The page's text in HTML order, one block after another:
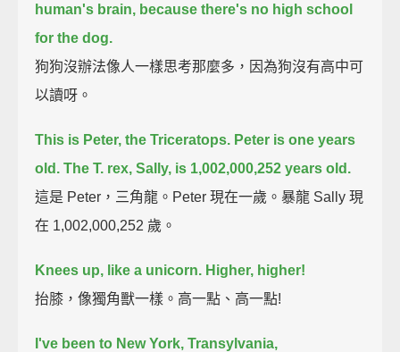
human's brain, because there's no high school
for the dog.
狗狗沒辦法像人一樣思考那麼多，因為狗沒有高中可
以讀呀。
This is Peter, the Triceratops. Peter is one years
old. The T. rex, Sally, is 1,002,000,252 years old.
這是 Peter，三角龍。Peter 現在一歲。暴龍 Sally 現
在 1,002,000,252 歲。
Knees up, like a unicorn. Higher, higher!
抬膝，像獨角獸一樣。高一點、高一點!
I've been to New York, Transylvania,